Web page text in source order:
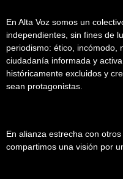
En Alta Voz somos un
independientes, sin fines de
periodismo: ético, incómodo,
ciudadanía informada y
históricamente excluidos y
sean protagonistas.
En alianza estrecha con
compartimos una visión por